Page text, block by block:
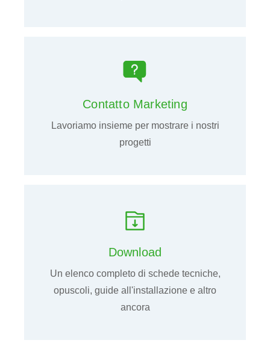
Contatto Marketing
Lavoriamo insieme per mostrare i nostri
progetti
Download
Un elenco completo di schede tecniche,
opuscoli, guide all'installazione e altro
ancora